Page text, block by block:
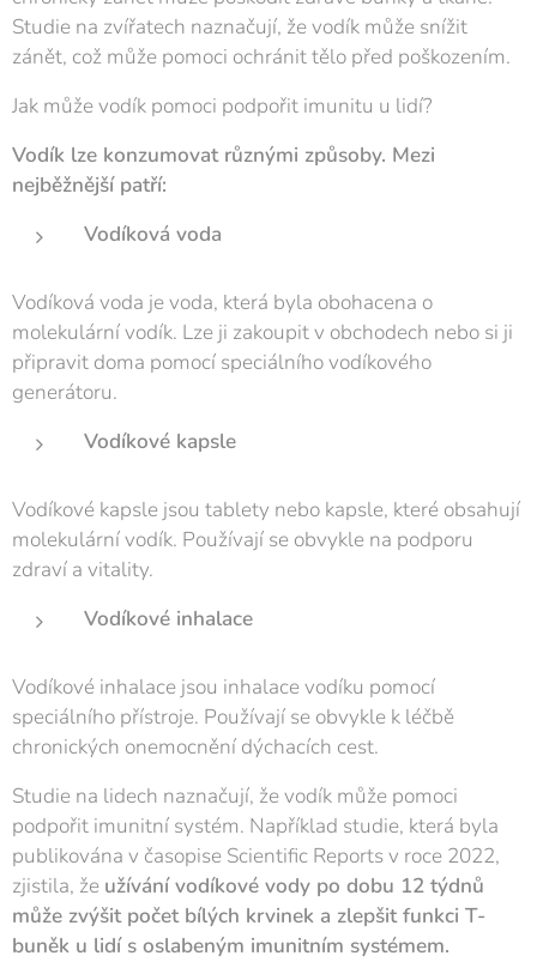
Studie na zvířatech naznačují, že vodík může snížit
zánět, což může pomoci ochránit tělo před poškozením.
Jak může vodík pomoci podpořit imunitu u lidí?
Vodík lze konzumovat různými způsoby. Mezi
nejběžnější patří:
Vodíková voda
Vodíková voda je voda, která byla obohacena o
molekulární vodík. Lze ji zakoupit v obchodech nebo si ji
připravit doma pomocí speciálního vodíkového
generátoru.
Vodíkové kapsle
Vodíkové kapsle jsou tablety nebo kapsle, které obsahují
molekulární vodík. Používají se obvykle na podporu
zdraví a vitality.
Vodíkové inhalace
Vodíkové inhalace jsou inhalace vodíku pomocí
speciálního přístroje. Používají se obvykle k léčbě
chronických onemocnění dýchacích cest.
Studie na lidech naznačují, že vodík může pomoci
podpořit imunitní systém. Například studie, která byla
publikována v časopise Scientific Reports v roce 2022,
zjistila, že užívání vodíkové vody po dobu 12 týdnů
může zvýšit počet bílých krvinek a zlepšit funkci T-
buněk u lidí s oslabeným imunitním systémem.